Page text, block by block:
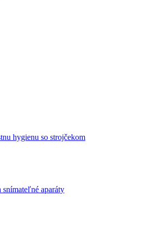
hygienu so strojčekom
aparáty